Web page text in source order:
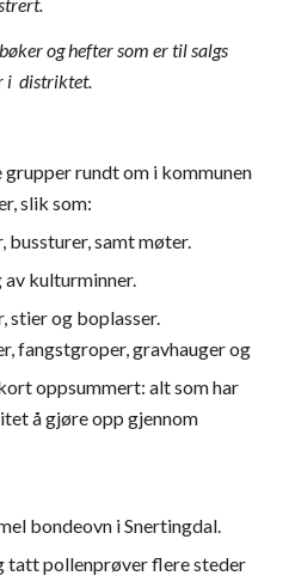
og hefter som er til salgs
i distriktet.
rundt om i kommunen
slik som:
bussturer, samt møter.
kulturminner.
stier og boplasser.
fangstgroper, gravhauger og
oppsummert: alt som har
å gjøre opp gjennom
bondeovn i Snertingdal.
tatt pollenprøver flere steder